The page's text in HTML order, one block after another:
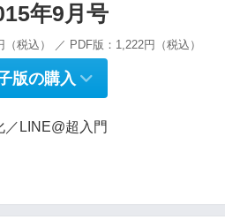
年9月号
（税込） ／ PDF版：1,222円（税込）
版の購入
LINE@超入門